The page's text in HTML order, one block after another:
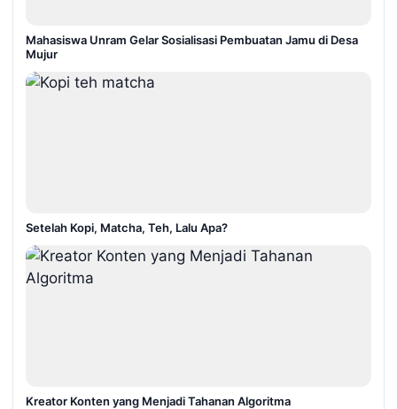
Mahasiswa Unram Gelar Sosialisasi Pembuatan Jamu di Desa
Mujur
Setelah Kopi, Matcha, Teh, Lalu Apa?
Kreator Konten yang Menjadi Tahanan Algoritma